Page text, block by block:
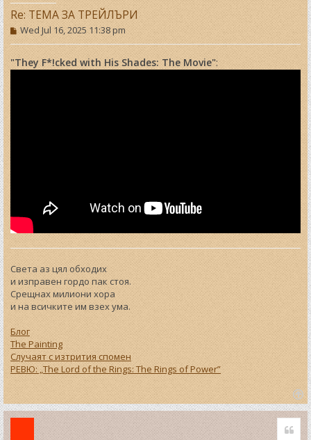
Re: ТЕМА ЗА ТРЕЙЛЪРИ
P
o
s
t
Wed Jul 16, 2025 11:38 pm
"They F*!cked with His Shades: The Movie":
Света аз цял обходих
и изправен гордо пак стоя.
Срещнах милиони хора
и на всичките им взех ума.
Блог
The Painting
Случаят с изтрития спомен
РЕВЮ: „The Lord of the Rings: The Rings of Power”
T
o
p